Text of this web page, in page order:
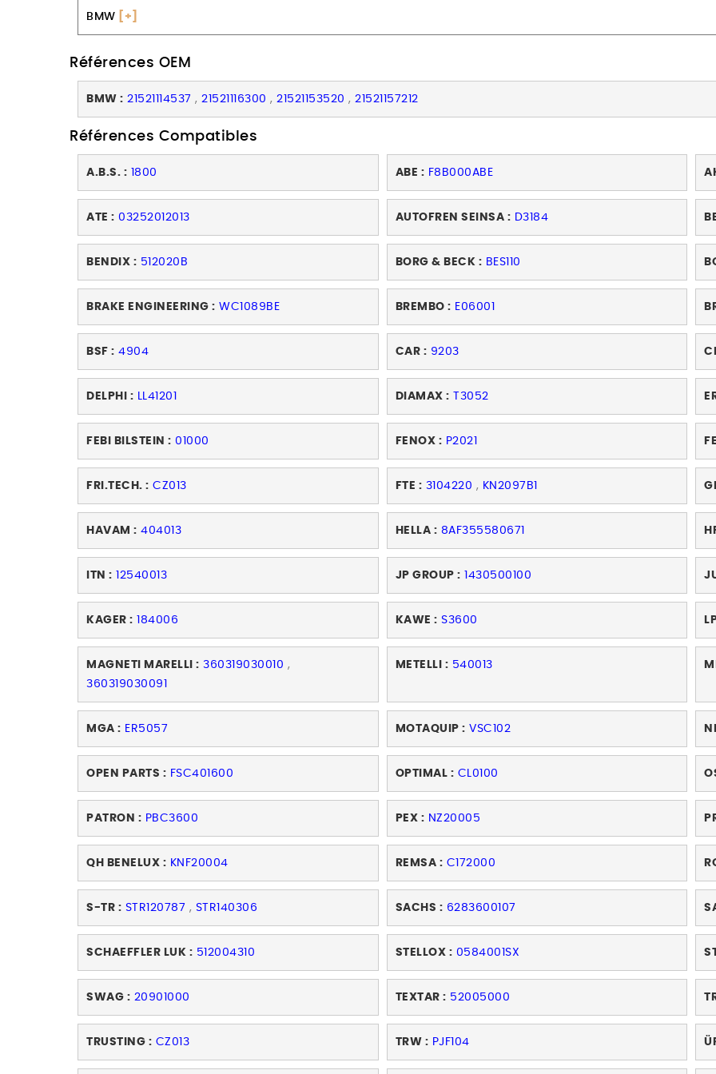
BMW [+]
Références OEM
BMW : 21521114537 , 21521116300 , 21521153520 , 21521157212
Références Compatibles
A.B.S. : 1800 ABE : F8B000ABE
ATE : 03252012013 AUTOFREN SEINSA : D3184
BENDIX : 512020B BORG & BECK : BES110
BRAKE ENGINEERING : WC1089BE BREMBO : E06001
BSF : 4904 CAR : 9203
DELPHI : LL41201 DIAMAX : T3052
FEBI BILSTEIN : 01000 FENOX : P2021
FRI.TECH. : CZ013 FTE : 3104220 , KN2097B1
HAVAM : 404013 HELLA : 8AF355580671
ITN : 12540013 JP GROUP : 1430500100
KAGER : 184006 KAWE : S3600
MAGNETI MARELLI : 360319030010 ,
360319030091
METELLI : 540013
MGA : ER5057 MOTAQUIP : VSC102
OPEN PARTS : FSC401600 OPTIMAL : CL0100
PATRON : PBC3600 PEX : NZ20005
QH BENELUX : KNF20004 REMSA : C172000
S-TR : STR120787 , STR140306 SACHS : 6283600107
SCHAEFFLER LUK : 512004310 STELLOX : 0584001SX
SWAG : 20901000 TEXTAR : 52005000
TRUSTING : CZ013 TRW : PJF104